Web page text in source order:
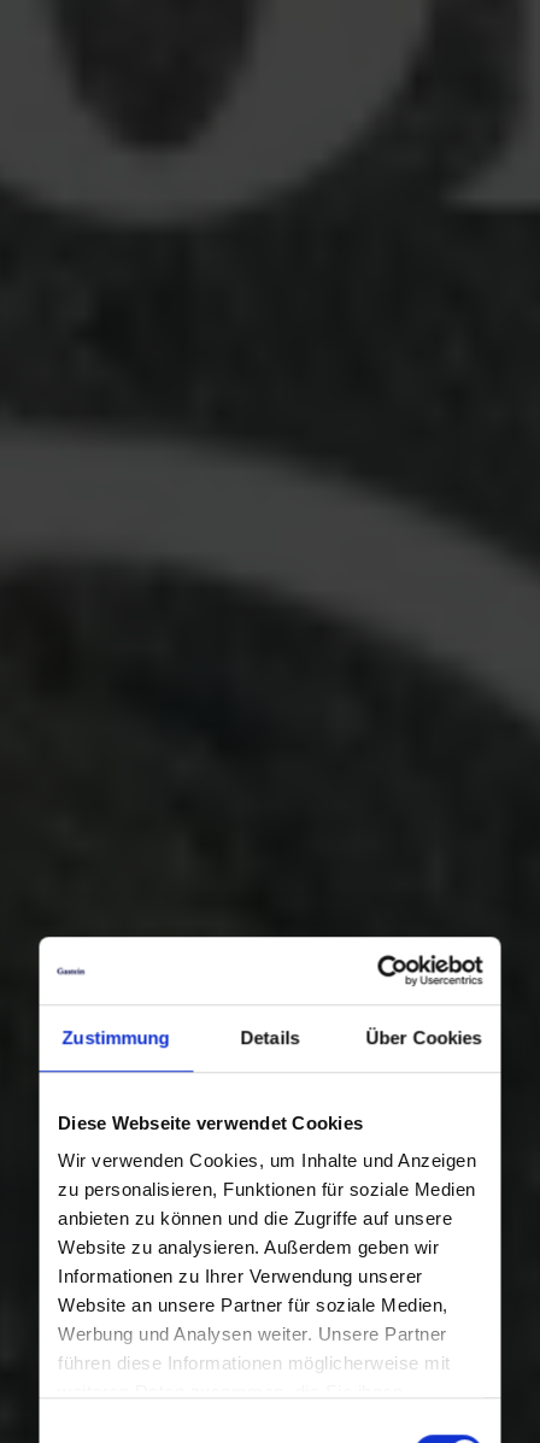
Zustimmung Details Über Cookies
Diese Webseite verwendet Cookies
Wir verwenden Cookies, um Inhalte und Anzeigen
zu personalisieren, Funktionen für soziale Medien
anbieten zu können und die Zugriffe auf unsere
Website zu analysieren. Außerdem geben wir
Informationen zu Ihrer Verwendung unserer
Website an unsere Partner für soziale Medien,
Werbung und Analysen weiter. Unsere Partner
führen diese Informationen möglicherweise mit